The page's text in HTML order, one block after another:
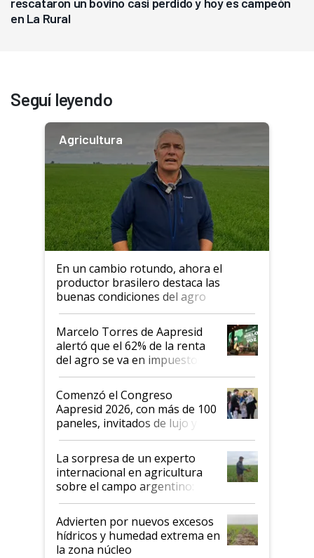
en La Rural
Seguí leyendo
Agricultura
En un cambio rotundo, ahora el
productor brasilero destaca las
buenas condiciones del agro
argentino para invertir: "Los veo
más motivados"
Marcelo Torres de Aapresid
alertó que el 62% de la renta
del agro se va en impuestos:
"No es bueno que en
Argentina se sigan discutiendo
las mismas cosas de hace 50
años"
Comenzó el Congreso
Aapresid 2026, con más de 100
paneles, invitados de lujo y
todas las tendencias
La sorpresa de un experto
internacional en agricultura
sobre el campo argentino:
"Estoy muy impresionado"
Advierten por nuevos excesos
hídricos y humedad extrema en
la zona núcleo